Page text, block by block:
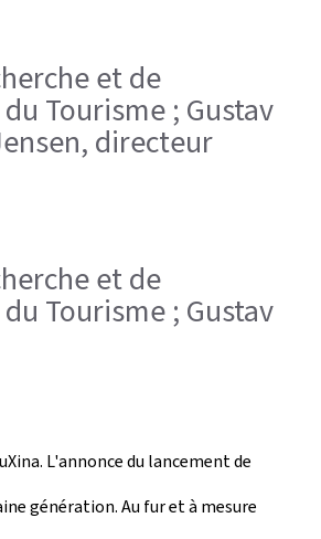
et de
Tourisme ; Gustav
directeur
et de
Tourisme ; Gustav
L'annonce du lancement de
génération. Au fur et à mesure